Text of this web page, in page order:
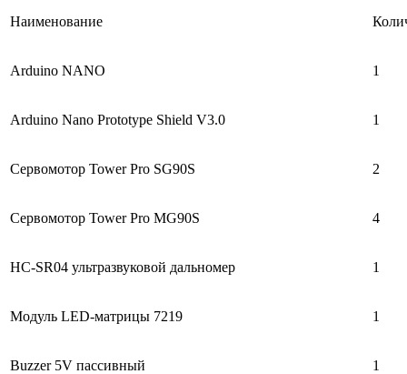
Наименование
Arduino NANO 1
Arduino Nano Prototype Shield V3.0 1
Сервомотор Tower Pro SG90S 2
Сервомотор Tower Pro MG90S 4
HC-SR04 ультразвуковой дальномер 1
Модуль LED-матрицы 7219 1
Buzzer 5V пассивный 1